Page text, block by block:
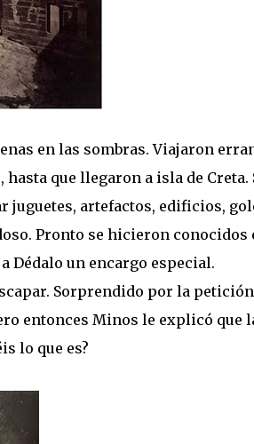
en las sombras. Viajaron
que llegaron a isla de Creta.
juguetes, artefactos, edificios,
Pronto se hicieron conocidos
Dédalo un encargo especial.
Sorprendido por la
entonces Minos le explicó que
lo que es?